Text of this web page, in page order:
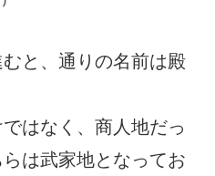
と、通りの名前は殿
はなく、商人地だっ
は武家地となってお